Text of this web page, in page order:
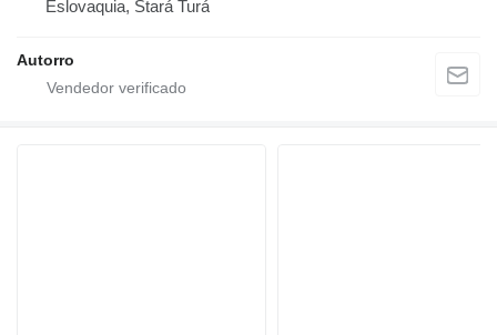
Eslovaquia, Stará Turá
Autorro